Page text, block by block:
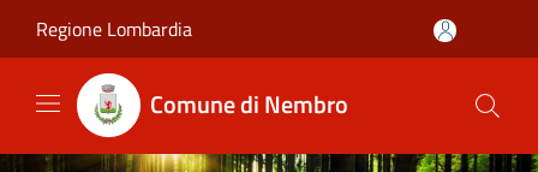
Regione Lombardia
Comune di Nembro